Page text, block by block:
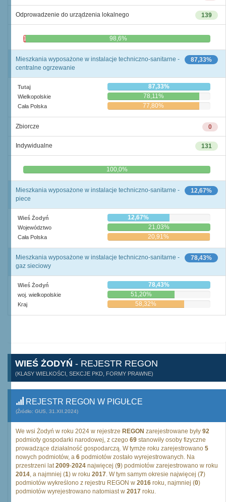
139
Odprowadzenie do urządzenia lokalnego
1,4% 98,6%
87,33%
Mieszkania wyposażone w instalacje techniczno-sanitarne -
centralne ogrzewanie
Tutaj 87,33%
Wielkopolskie 78,11%
Cała Polska 77,80%
0
Zbiorcze
131
Indywidualne
0,0% 100,0%
12,67%
Mieszkania wyposażone w instalacje techniczno-sanitarne -
piece
Wieś Żodyń 12,67%
Województwo 21,03%
Cała Polska 20,91%
78,43%
Mieszkania wyposażone w instalacje techniczno-sanitarne -
gaz sieciowy
Wieś Żodyń 78,43%
woj. wielkopolskie 51,20%
Kraj 58,32%
WIEŚ ŻODYŃ - REJESTR REGON
(KLASY WIELKOŚCI, SEKCJE PKD, FORMY PRAWNE)
REJESTR REGON W PIGUŁCE
(Źródło: GUS, 31.XII.2024)
We wsi Żodyń w roku 2024 w rejestrze REGON zarejestrowane były 92
podmioty gospodarki narodowej, z czego 69 stanowiły osoby fizyczne
prowadzące działalność gospodarczą. W tymże roku zarejestrowano 5
nowych podmiotów, a 6 podmiotów zostało wyrejestrowanych. Na
przestrzeni lat2009-2024 najwięcej (9) podmiotów zarejestrowano w roku
2014, a najmniej (1) w roku 2017. W tym samym okresie najwięcej (7)
podmiotów wykreślono z rejestru REGON w 2016 roku, najmniej (0)
podmiotów wyrejestrowano natomiast w 2017 roku.